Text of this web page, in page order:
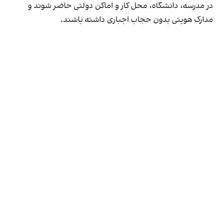
در مدرسه، دانشگاه، محل کار و اماکن دولتی حاضر شوند و
مدارک هویتی بدون حجاب اجباری داشته باشند.